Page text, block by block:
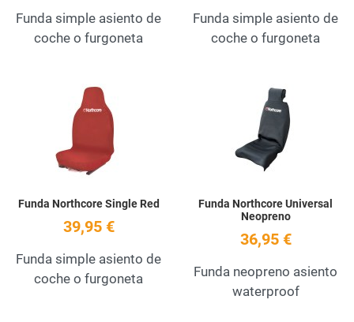
Funda simple asiento de
coche o furgoneta
Funda simple asiento de
coche o furgoneta
Funda Northcore Single Red
39,95 €
Funda simple asiento de
coche o furgoneta
Funda Northcore Universal
Neopreno
36,95 €
Funda neopreno asiento
waterproof